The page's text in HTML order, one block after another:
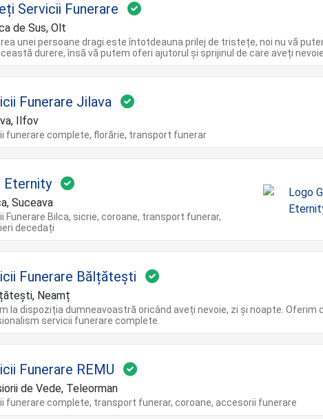
Servicii Funerare
de Sus, Olt
unei persoane dragi este întotdeauna prilej de tristețe, noi nu vă
durere, însă vă putem oferi ajutorul și sprijinul de care aveți
Funerare Jilava
Ilfov
funerare complete, florărie, transport funerar
Eternity
Suceava
Funerare Bilca, sicrie, coroane, transport funerar,
decedați
Funerare Bălțătești
Neamț
la dispoziția dumneavoastră oricând aveți nevoie, zi și noapte. Oferim
servicii funerare complete.
Funerare REMU
de Vede, Teleorman
funerare complete, transport funerar, coroane, accesorii funerare